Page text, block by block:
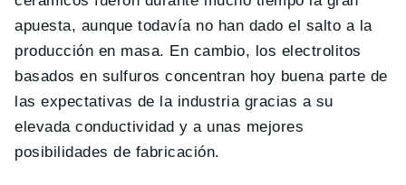
apuesta, aunque todavía no han dado el salto a la
producción en masa. En cambio, los electrolitos
basados en sulfuros concentran hoy buena parte de
las expectativas de la industria gracias a su
elevada conductividad y a unas mejores
posibilidades de fabricación.